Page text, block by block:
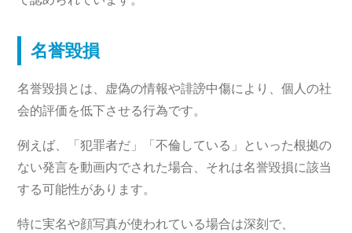
名誉毀損
名誉毀損とは、虚偽の情報や誹謗中傷により、個人の社
会的評価を低下させる行為です。
例えば、「犯罪者だ」「不倫している」といった根拠の
ない発言を動画内でされた場合、それは名誉毀損に該当
する可能性があります。
特に実名や顔写真が使われている場合は深刻で、